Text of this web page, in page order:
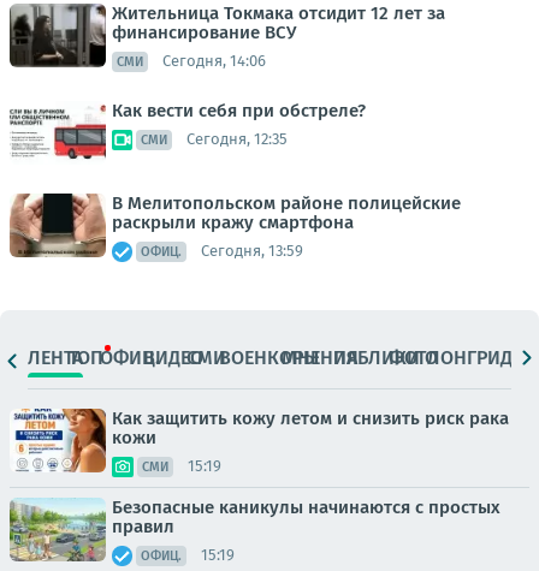
Жительница Токмака отсидит 12 лет за
финансирование ВСУ
СМИ Сегодня, 14:06
Как вести себя при обстреле?
СМИ Сегодня, 12:35
В Мелитопольском районе полицейские
раскрыли кражу смартфона
ОФИЦ. Сегодня, 13:59
ЛЕНТАТОПОФИЦ.ВИДЕОСМИВОЕНКОРЫМНЕНИЯПАБЛИКИ
ФОТОЛОНГРИДЫ
Как защитить кожу летом и снизить риск рака
кожи
СМИ 15:19
Безопасные каникулы начинаются с простых
правил
ОФИЦ. 15:19